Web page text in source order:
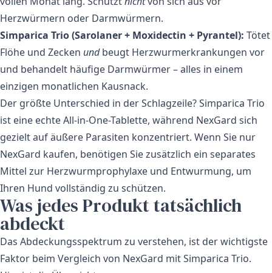
Herzwürmern oder Darmwürmern.
Simparica Trio (Sarolaner + Moxidectin + Pyrantel): Tötet
Flöhe und Zecken undbeugt Herzwurmerkrankungen vor
und behandelt häufige Darmwürmer – alles in einem
einzigen monatlichen Kausnack.
Der größte Unterschied in der Schlagzeile?Simparica Trio
ist eine echte All-in-One-Tablette, während NexGard sich
gezielt auf äußere Parasiten konzentriert. Wenn Sie nur
NexGard kaufen, benötigen Sie zusätzlich ein separates
Mittel zur Herzwurmprophylaxe und Entwurmung, um
Ihren Hund vollständig zu schützen.
Was jedes Produkt tatsächlich
abdeckt
Das Abdeckungsspektrum zu verstehen, ist der wichtigste
Faktor beim Vergleich von NexGard mit Simparica Trio.